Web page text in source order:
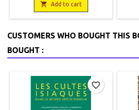
4 cartes. Index,
brochéNeuf.9782251456959
 Add to cart
CUSTOMERS WHO BOUGHT THIS
BOUGHT :
favorite_border